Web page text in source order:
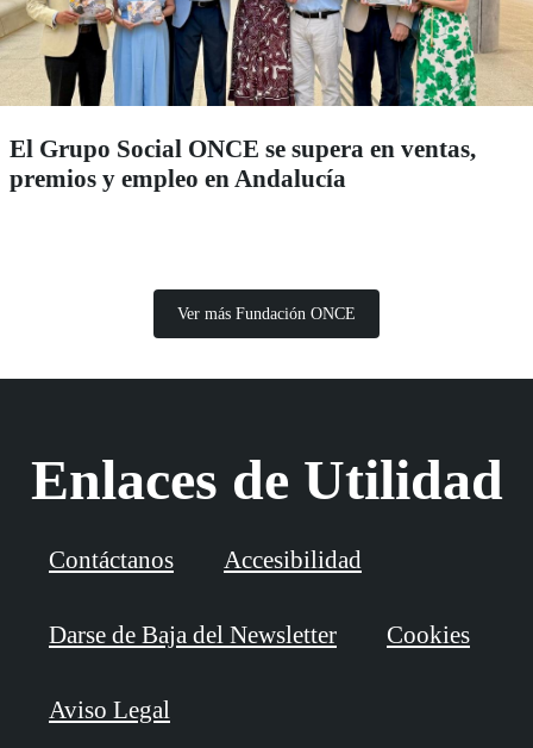
El Grupo Social ONCE se supera en ventas,
premios y empleo en Andalucía
Ver más Fundación ONCE
Enlaces de Utilidad
Contáctanos Accesibilidad
Darse de Baja del Newsletter Cookies
Aviso Legal